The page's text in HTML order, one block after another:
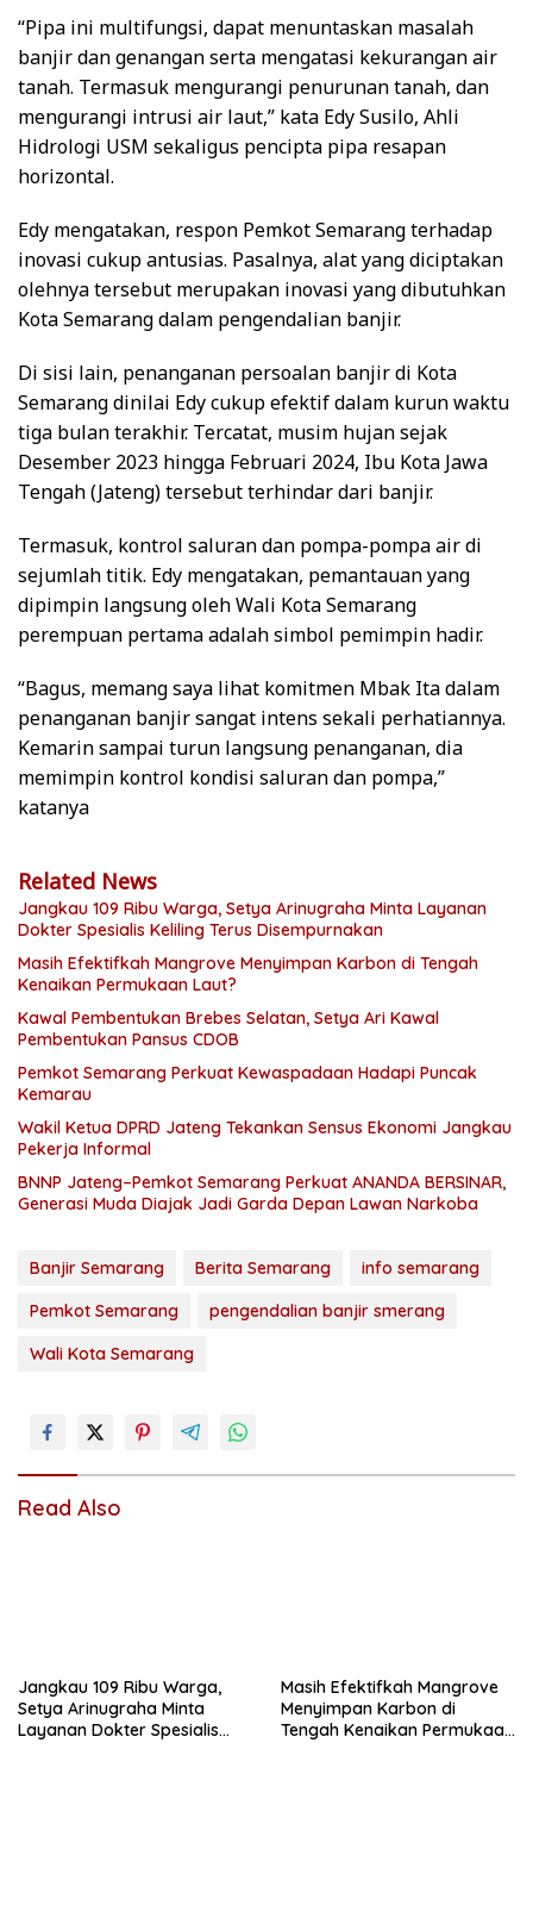
“Pipa ini multifungsi, dapat menuntaskan masalah
banjir dan genangan serta mengatasi kekurangan air
tanah. Termasuk mengurangi penurunan tanah, dan
mengurangi intrusi air laut,” kata Edy Susilo, Ahli
Hidrologi USM sekaligus pencipta pipa resapan
horizontal.
Edy mengatakan, respon Pemkot Semarang terhadap
inovasi cukup antusias. Pasalnya, alat yang diciptakan
olehnya tersebut merupakan inovasi yang dibutuhkan
Kota Semarang dalam pengendalian banjir.
Di sisi lain, penanganan persoalan banjir di Kota
Semarang dinilai Edy cukup efektif dalam kurun waktu
tiga bulan terakhir. Tercatat, musim hujan sejak
Desember 2023 hingga Februari 2024, Ibu Kota Jawa
Tengah (Jateng) tersebut terhindar dari banjir.
Termasuk, kontrol saluran dan pompa-pompa air di
sejumlah titik. Edy mengatakan, pemantauan yang
dipimpin langsung oleh Wali Kota Semarang
perempuan pertama adalah simbol pemimpin hadir.
“Bagus, memang saya lihat komitmen Mbak Ita dalam
penanganan banjir sangat intens sekali perhatiannya.
Kemarin sampai turun langsung penanganan, dia
memimpin kontrol kondisi saluran dan pompa,”
katanya
Related News
Jangkau 109 Ribu Warga, Setya Arinugraha Minta Layanan
Dokter Spesialis Keliling Terus Disempurnakan
Masih Efektifkah Mangrove Menyimpan Karbon di Tengah
Kenaikan Permukaan Laut?
Kawal Pembentukan Brebes Selatan, Setya Ari Kawal
Pembentukan Pansus CDOB
Pemkot Semarang Perkuat Kewaspadaan Hadapi Puncak
Kemarau
Wakil Ketua DPRD Jateng Tekankan Sensus Ekonomi Jangkau
Pekerja Informal
BNNP Jateng–Pemkot Semarang Perkuat ANANDA BERSINAR,
Generasi Muda Diajak Jadi Garda Depan Lawan Narkoba
Banjir Semarang Berita Semarang
info semarang
Pemkot Semarang
pengendalian banjir smerang
Wali Kota Semarang
Read Also
Jangkau 109 Ribu Warga,
Setya Arinugraha Minta
Layanan Dokter Spesialis
Masih Efektifkah Mangrove
Menyimpan Karbon di
Tengah Kenaikan Permukaan